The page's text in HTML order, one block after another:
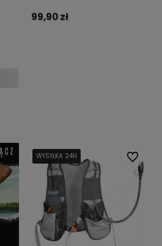
99,90 zł
WYSYŁKA 24H
WYSYŁKA 24H
WYSYŁKA 24H Do